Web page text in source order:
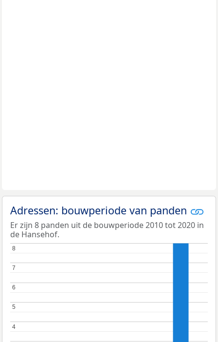
Adressen: bouwperiode van panden
Er zijn 8 panden uit de bouwperiode 2010 tot 2020 in
de Hansehof.
4
4
5
5
6
6
7
7
8
8